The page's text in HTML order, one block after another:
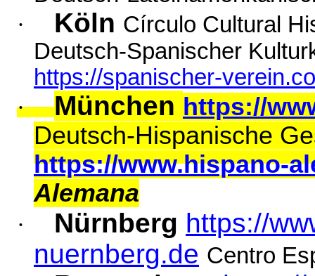
·
Köln Círculo Cultural
Deutsch-Spanischer
https://spanischer-
·
München https://
Deutsch-Hispanische
https://www.hispano-
Alemana
· Nürnberg https://
nuernberg.de Centro